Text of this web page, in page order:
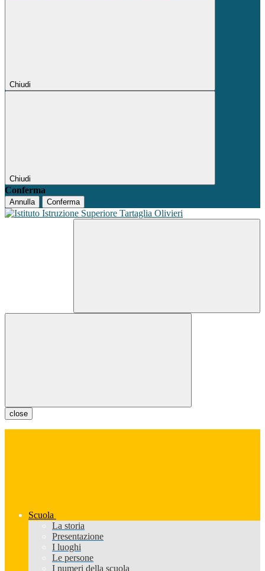
Chiudi
Chiudi
Conferma
Annulla Conferma
close
Scuola
La storia
Presentazione
I luoghi
Le persone
I numeri della scuola